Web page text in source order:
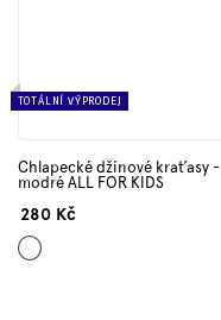
TOTÁLNÍ VÝPRODEJ
Chlapecké džínové kraťasy -
modré ALL FOR KIDS
280 Kč
Světle
modrá